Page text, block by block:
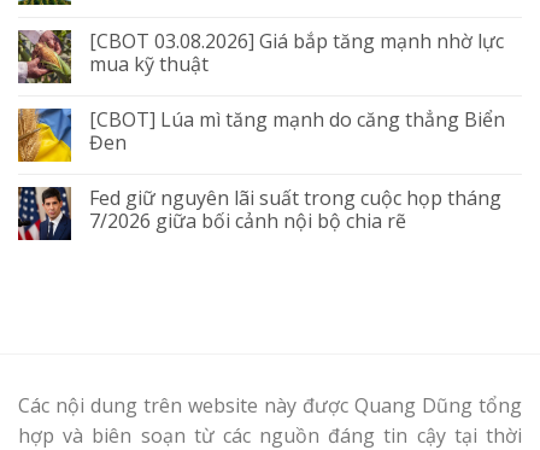
[CBOT 03.08.2026] Giá bắp tăng mạnh nhờ lực
mua kỹ thuật
[CBOT] Lúa mì tăng mạnh do căng thẳng Biển
Đen
Fed giữ nguyên lãi suất trong cuộc họp tháng
7/2026 giữa bối cảnh nội bộ chia rẽ
Các nội dung trên website này được Quang Dũng tổng
hợp và biên soạn từ các nguồn đáng tin cậy tại thời